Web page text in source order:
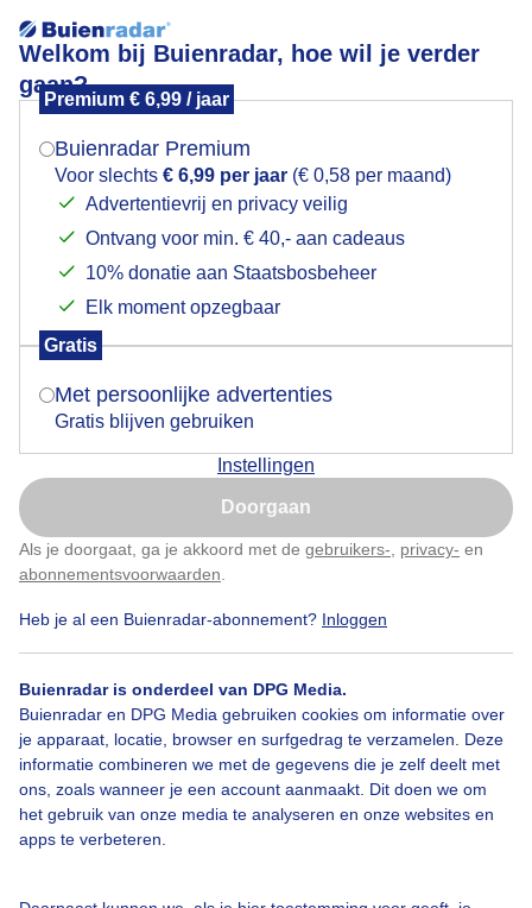
Welkom bij Buienradar, hoe wil je verder
gaan?
Premium € 6,99 / jaar
Buienradar Premium
Voor slechts € 6,99 per jaar (€ 0,58 per maand)
Advertentievrij en privacy veilig
Ontvang voor min. € 40,- aan cadeaus
10% donatie aan Staatsbosbeheer
Elk moment opzegbaar
Gratis
Met persoonlijke advertenties
Gratis blijven gebruiken
Instellingen
Doorgaan
Als je doorgaat, ga je akkoord met de gebruikers- privacy- en
abonnementsvoorwaarden
Heb je al een Buienradar-abonnement? Inloggen
Buienradar is onderdeel van DPG Media.
Buienradar en DPG Media gebruiken cookies om informatie over
je apparaat, locatie, browser en surfgedrag te verzamelen. Deze
informatie combineren we met de gegevens die je zelf deelt met
ons, zoals wanneer je een account aanmaakt. Dit doen we om
het gebruik van onze media te analyseren en onze websites en
apps te verbeteren.
TAKE AWAY
Sluierbewolking en zonnig , Zondagsdrukte
overal....en natuurlijk Take away...
Door: Nellie Bartels Gemaakt: 31-01-2021, 368x bekeken
Bekijk slideshow
Mogen we je locatie gebruiken voor het
Indien je hier nog geen akkoord op hebt gegeven,
verschijnt er zo een pop-up uit je browser waarin
Is goed, toon de popup
Nu niet, misschien later
Klik hierom dit aan te passen